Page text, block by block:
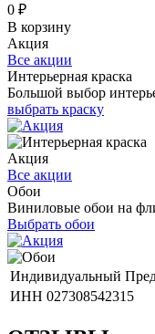
0 ₽
В корзину
Акция
Все акции
Интерьерная краска
Большой выбор
выбрать краску
Акция
Все акции
Обои
Виниловые обои на
Выбрать обои
Индивидуальный
ИНН 027308542315